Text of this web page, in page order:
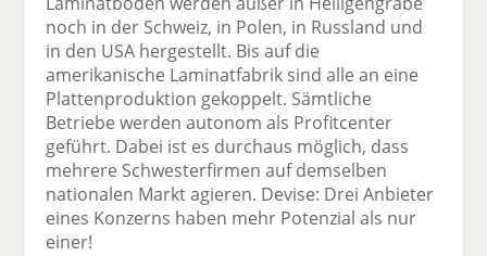
noch in der Schweiz, in Polen, in Russland und
in den USA hergestellt. Bis auf die
amerikanische Laminatfabrik sind alle an eine
Plattenproduktion gekoppelt. Sämtliche
Betriebe werden autonom als Profitcenter
geführt. Dabei ist es durchaus möglich, dass
mehrere Schwesterfirmen auf demselben
nationalen Markt agieren. Devise: Drei Anbieter
eines Konzerns haben mehr Potenzial als nur
einer!